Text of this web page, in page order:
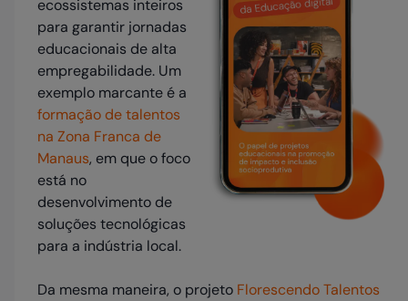
ecossistemas inteiros
para garantir jornadas
educacionais de alta
empregabilidade. Um
exemplo marcante é a
formação de talentos
na Zona Franca de
Manaus, em que o foco
está no
desenvolvimento de
soluções tecnológicas
para a indústria local.
Da mesma maneira, o projeto Florescendo Talentos